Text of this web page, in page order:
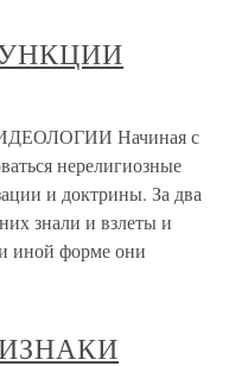
Начиная с
нерелигиозные
и доктрины. За два
знали и взлеты и
иной форме они